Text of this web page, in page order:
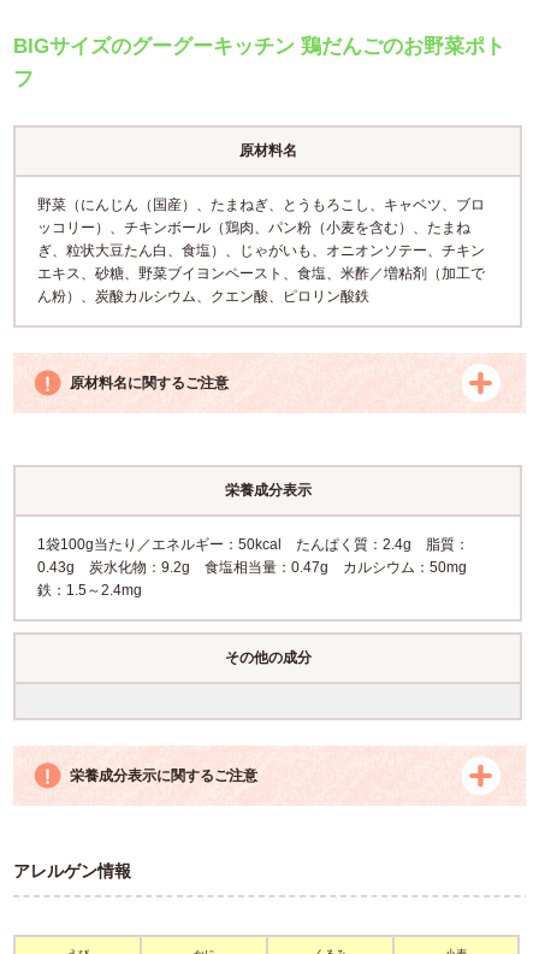
BIGサイズのグーグーキッチン 鶏だんごのお野菜ポト
フ
原材料名
野菜（にんじん（国産）、たまねぎ、とうもろこし、キャベツ、ブロ
ッコリー）、チキンボール（鶏肉、パン粉（小麦を含む）、たまね
ぎ、粒状大豆たん白、食塩）、じゃがいも、オニオンソテー、チキン
エキス、砂糖、野菜ブイヨンペースト、食塩、米酢／増粘剤（加工で
ん粉）、炭酸カルシウム、クエン酸、ピロリン酸鉄
原材料名に関するご注意
栄養成分表示
1袋100g当たり／エネルギー：50kcal たんぱく質：2.4g 脂質：
0.43g 炭水化物：9.2g 食塩相当量：0.47g カルシウム：50mg
鉄：1.5～2.4mg
その他の成分
栄養成分表示に関するご注意
アレルゲン情報